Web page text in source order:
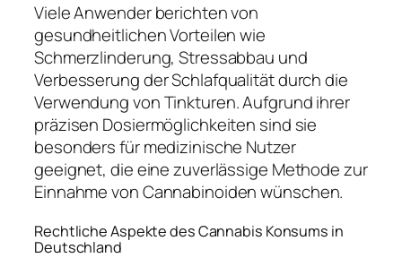
Viele Anwender berichten von
gesundheitlichen Vorteilen wie
Schmerzlinderung, Stressabbau und
Verbesserung der Schlafqualität durch die
Verwendung von Tinkturen. Aufgrund ihrer
präzisen Dosiermöglichkeiten sind sie
besonders für medizinische Nutzer
geeignet, die eine zuverlässige Methode zur
Einnahme von Cannabinoiden wünschen.
Rechtliche Aspekte des Cannabis Konsums in
Deutschland